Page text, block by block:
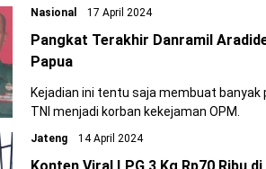
Nasional 17 April 2024
Pangkat Terakhir Danramil
Papua
Kejadian ini tentu saja membuat
TNI menjadi korban kekejaman OPM.
Jateng 14 April 2024